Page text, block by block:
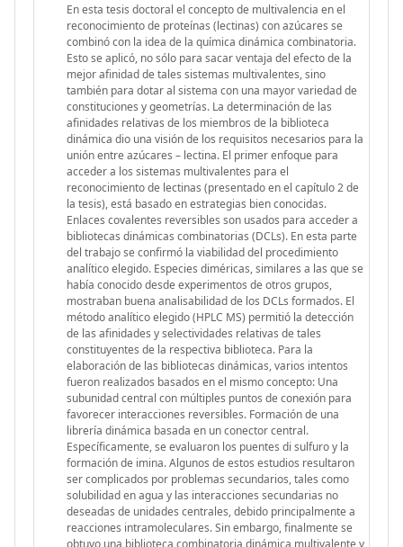
En esta tesis doctoral el concepto de multivalencia en el
reconocimiento de proteínas (lectinas) con azúcares se
combinó con la idea de la química dinámica combinatoria.
Esto se aplicó, no sólo para sacar ventaja del efecto de la
mejor afinidad de tales sistemas multivalentes, sino
también para dotar al sistema con una mayor variedad de
constituciones y geometrías. La determinación de las
afinidades relativas de los miembros de la biblioteca
dinámica dio una visión de los requisitos necesarios para la
unión entre azúcares – lectina. El primer enfoque para
acceder a los sistemas multivalentes para el
reconocimiento de lectinas (presentado en el capítulo 2 de
la tesis), está basado en estrategias bien conocidas.
Enlaces covalentes reversibles son usados para acceder a
bibliotecas dinámicas combinatorias (DCLs). En esta parte
del trabajo se confirmó la viabilidad del procedimiento
analítico elegido. Especies diméricas, similares a las que se
había conocido desde experimentos de otros grupos,
mostraban buena analisabilidad de los DCLs formados. El
método analítico elegido (HPLC MS) permitió la detección
de las afinidades y selectividades relativas de tales
constituyentes de la respectiva biblioteca. Para la
elaboración de las bibliotecas dinámicas, varios intentos
fueron realizados basados en el mismo concepto: Una
subunidad central con múltiples puntos de conexión para
favorecer interacciones reversibles. Formación de una
librería dinámica basada en un conector central.
Específicamente, se evaluaron los puentes di sulfuro y la
formación de imina. Algunos de estos estudios resultaron
ser complicados por problemas secundarios, tales como
solubilidad en agua y las interacciones secundarias no
deseadas de unidades centrales, debido principalmente a
reacciones intramoleculares. Sin embargo, finalmente se
obtuvo una biblioteca combinatoria dinámica multivalente y